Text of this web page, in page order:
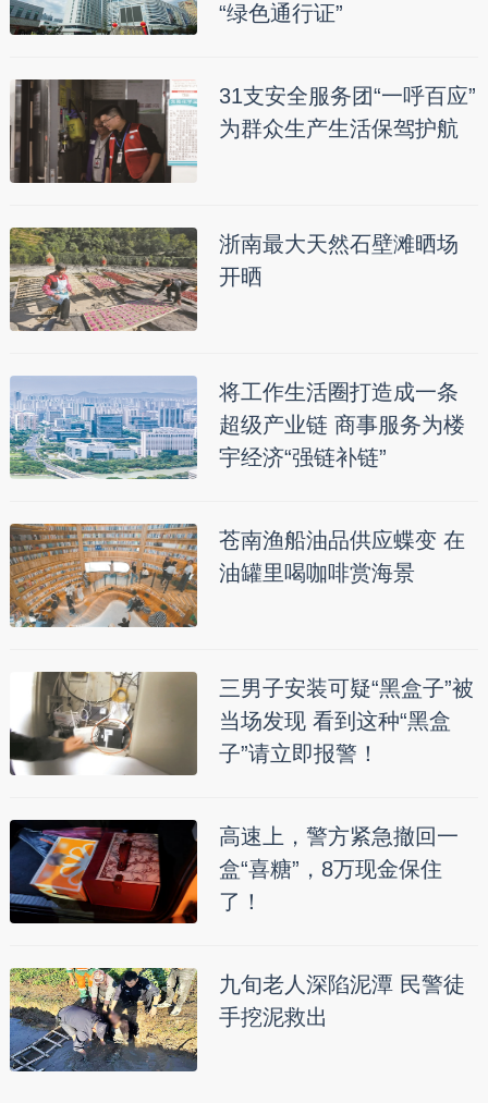
“绿色通行证”
31支安全服务团“一呼百应”
为群众生产生活保驾护航
浙南最大天然石壁滩晒场
开晒
将工作生活圈打造成一条
超级产业链 商事服务为楼
宇经济“强链补链”
苍南渔船油品供应蝶变 在
油罐里喝咖啡赏海景
三男子安装可疑“黑盒子”被
当场发现 看到这种“黑盒
子”请立即报警！
高速上，警方紧急撤回一
盒“喜糖”，8万现金保住
了！
九旬老人深陷泥潭 民警徒
手挖泥救出